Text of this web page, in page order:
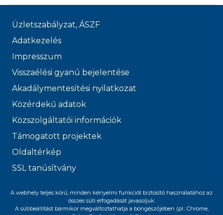
Üzletszabályzat, ÁSZF
Adatkezelés
Impresszum
Visszaélési gyanú bejelentése
Akadálymentesítési nyilatkozat
Közérdekű adatok
Közszolgáltatói információk
Támogatott projektek
Oldaltérkép
SSL tanúsítvány
© 2026 FŐVÁROSI
VÍZMŰVEK
A webhely teljes körű, minden kényelmi funkciót biztosító használatához az
összes süti elfogadását javasoljuk.
A sütibeállítást bármikor megváltoztathatja a böngészőjében (pl.: Chrome,